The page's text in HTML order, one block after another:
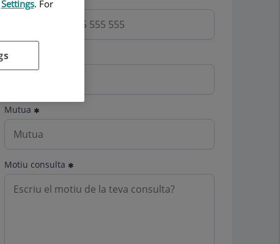
Email
Mutua
Motiu consulta
Settings. For